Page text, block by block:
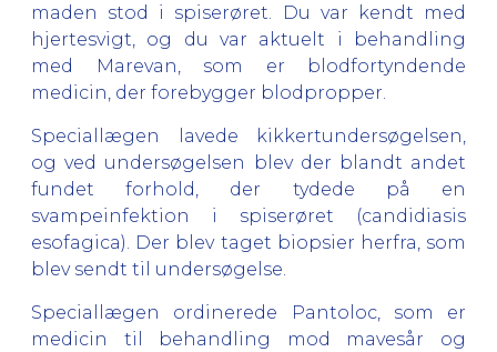
maden stod i spiserøret. Du var kendt med
hjertesvigt, og du var aktuelt i behandling
med Marevan, som er blodfortyndende
medicin, der forebygger blodpropper.
Speciallægen lavede kikkertundersøgelsen,
og ved undersøgelsen blev der blandt andet
fundet forhold, der tydede på en
svampeinfektion i spiserøret (candidiasis
esofagica). Der blev taget biopsier herfra, som
blev sendt til undersøgelse.
Speciallægen ordinerede Pantoloc, som er
medicin til behandling mod mavesår og